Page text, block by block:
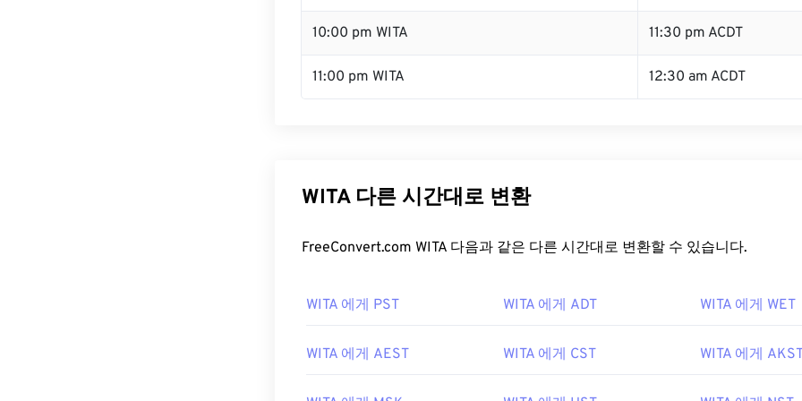
10:00 pm WITA 11:30 pm ACDT
11:00 pm WITA 12:30 am ACDT
WITA 다른 시간대로 변환
FreeConvert.com WITA 다음과 같은 다른 시간대로 변환할 수 있습니다.
WITA 에게 PST WITA 에게 ADT WITA 에게 WET
WITA 에게 AEST WITA 에게 CST WITA 에게